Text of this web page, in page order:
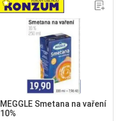
MEGGLE Smetana na vaření
10%